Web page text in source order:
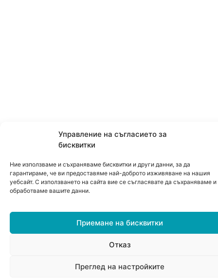
Управление на съгласието за
бисквитки
Ние използваме и съхраняваме бисквитки и други данни, за да
гарантираме, че ви предоставяме най-доброто изживяване на нашия
уебсайт. С използването на сайта вие се съгласявате да съхраняваме и
обработваме вашите данни.
Приемане на бисквитки
Отказ
Преглед на настройките